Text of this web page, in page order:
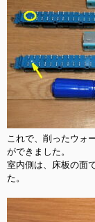
これで、削ったウォ
ができました。
室内側は、床板の面
た。